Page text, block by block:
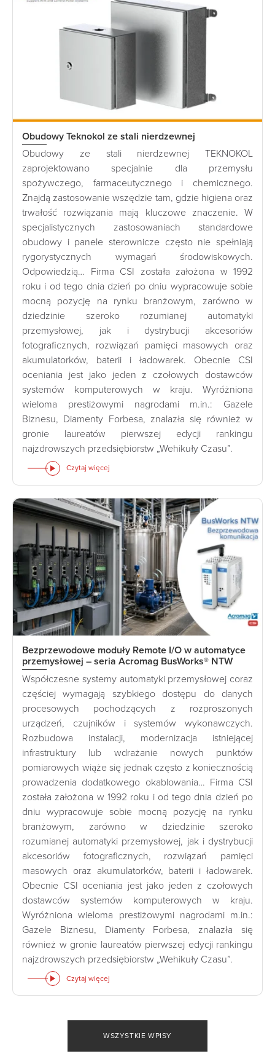
Obudowy Teknokol ze stali nierdzewnej
Obudowy ze stali nierdzewnej TEKNOKOL
zaprojektowano specjalnie dla przemysłu
spożywczego, farmaceutycznego i chemicznego.
Znajdą zastosowanie wszędzie tam, gdzie higiena oraz
trwałość rozwiązania mają kluczowe znaczenie. W
specjalistycznych zastosowaniach standardowe
obudowy i panele sterownicze często nie spełniają
rygorystycznych wymagań środowiskowych.
Odpowiedzią… Firma CSI została założona w 1992
roku i od tego dnia dzień po dniu wypracowuje sobie
mocną pozycję na rynku branżowym, zarówno w
dziedzinie szeroko rozumianej automatyki
przemysłowej, jak i dystrybucji akcesoriów
fotograficznych, rozwiązań pamięci masowych oraz
akumulatorków, baterii i ładowarek. Obecnie CSI
oceniania jest jako jeden z czołowych dostawców
systemów komputerowych w kraju. Wyróżniona
wieloma prestiżowymi nagrodami m.in.: Gazele
Biznesu, Diamenty Forbesa, znalazła się również w
gronie laureatów pierwszej edycji rankingu
najzdrowszych przedsiębiorstw „Wehikuły Czasu”.
Czytaj więcej
Bezprzewodowe moduły Remote I/O w automatyce
przemysłowej – seria Acromag BusWorks® NTW
Współczesne systemy automatyki przemysłowej coraz
częściej wymagają szybkiego dostępu do danych
procesowych pochodzących z rozproszonych
urządzeń, czujników i systemów wykonawczych.
Rozbudowa instalacji, modernizacja istniejącej
infrastruktury lub wdrażanie nowych punktów
pomiarowych wiąże się jednak często z koniecznością
prowadzenia dodatkowego okablowania… Firma CSI
została założona w 1992 roku i od tego dnia dzień po
dniu wypracowuje sobie mocną pozycję na rynku
branżowym, zarówno w dziedzinie szeroko
rozumianej automatyki przemysłowej, jak i dystrybucji
akcesoriów fotograficznych, rozwiązań pamięci
masowych oraz akumulatorków, baterii i ładowarek.
Obecnie CSI oceniania jest jako jeden z czołowych
dostawców systemów komputerowych w kraju.
Wyróżniona wieloma prestiżowymi nagrodami m.in.:
Gazele Biznesu, Diamenty Forbesa, znalazła się
również w gronie laureatów pierwszej edycji rankingu
najzdrowszych przedsiębiorstw „Wehikuły Czasu”.
Czytaj więcej
WSZYSTKIE WPISY